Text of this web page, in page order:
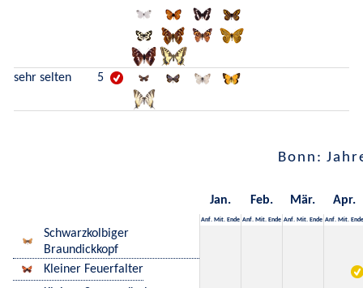
sehr selten 5
Bonn:
Jan. Feb. Mär. Apr.
Anf. Mit. Ende Anf. Mit. Ende Anf. Mit. Ende Anf. Mit. Ende
Schwarzkolbiger
Braundickkopf
Kleiner Feuerfalter